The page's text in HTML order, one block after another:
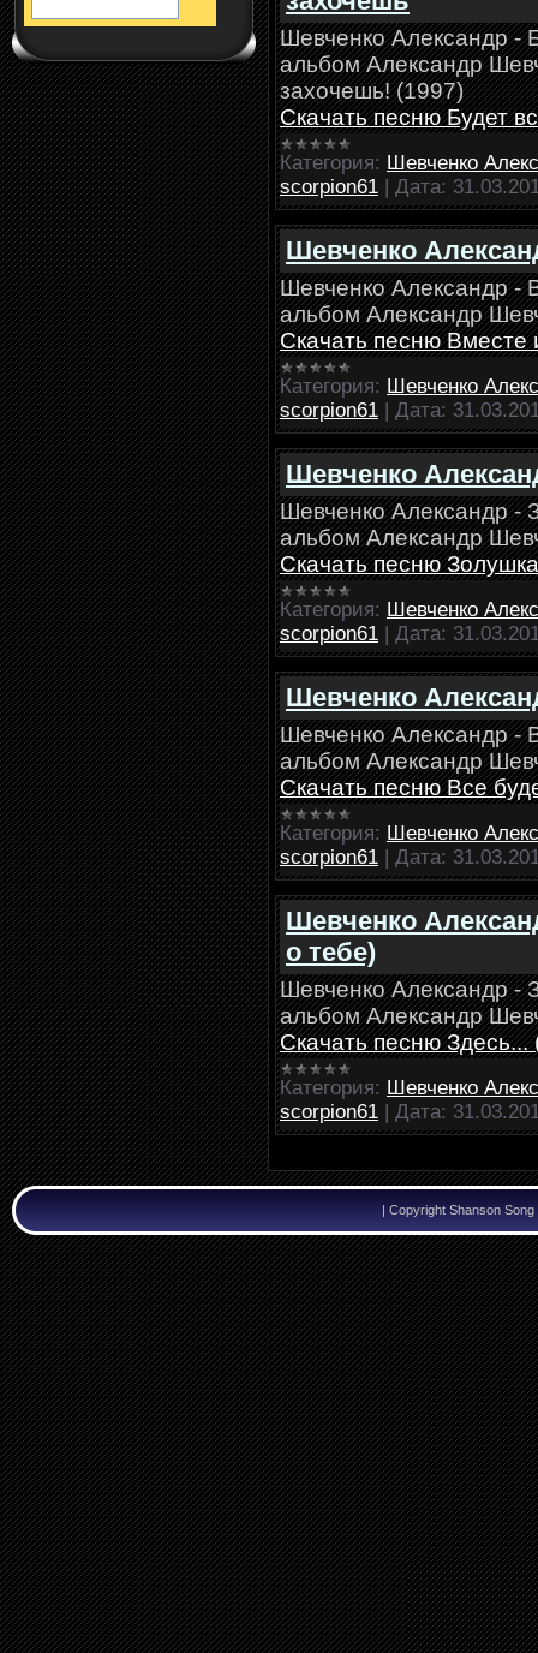
Шевченко Александр -
альбом Александр
захочешь! (1997)
Скачать песню Будет
Категория: Шевченко
scorpion61 | Дата:
Шевченко
Шевченко Александр -
альбом Александр
Скачать песню Вместе
Категория: Шевченко
scorpion61 | Дата:
Шевченко
Шевченко Александр -
альбом Александр
Скачать песню Золушка
Категория: Шевченко
scorpion61 | Дата:
Шевченко
Шевченко Александр -
альбом Александр
Скачать песню Все
Категория: Шевченко
scorpion61 | Дата:
Шевченко
о тебе)
Шевченко Александр -
альбом Александр
Скачать песню Здесь...
Категория: Шевченко
scorpion61 | Дата:
| Copyright Shanson